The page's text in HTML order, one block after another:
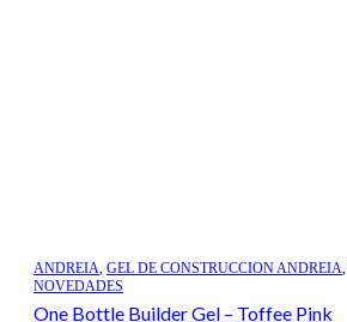
ANDREIA, GEL DE CONSTRUCCION ANDREIA,
NOVEDADES
One Bottle Builder Gel – Toffee Pink